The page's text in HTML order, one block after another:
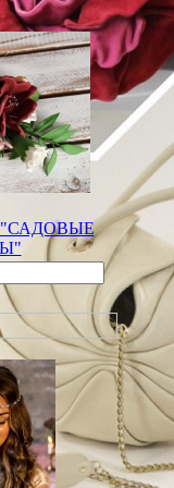
"САДОВЫЕ